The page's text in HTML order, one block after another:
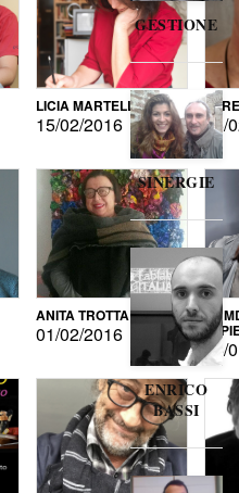
LICIA MARTELLI
15/02/2016 15/
ANITA TROTTA
01/02/2016 DI
15/
GESTIONE
SINERGIE
ENRICO
BASSI